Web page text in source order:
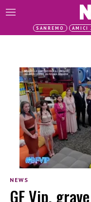
SANREMO AMICI
NEWS
GF Vip,